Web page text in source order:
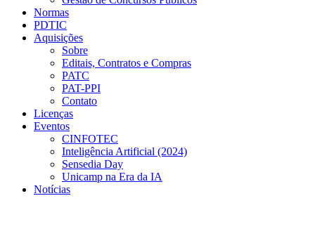
Normas
PDTIC
Aquisições
Sobre
Editais, Contratos e Compras
PATC
PAT-PPI
Contato
Licenças
Eventos
CINFOTEC
Inteligência Artificial (2024)
Sensedia Day
Unicamp na Era da IA
Notícias